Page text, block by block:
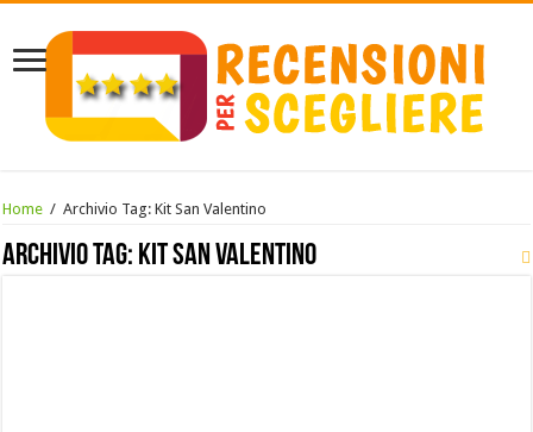
Home / Archivio Tag:Kit San Valentino
Archivio Tag: Kit San Valentino